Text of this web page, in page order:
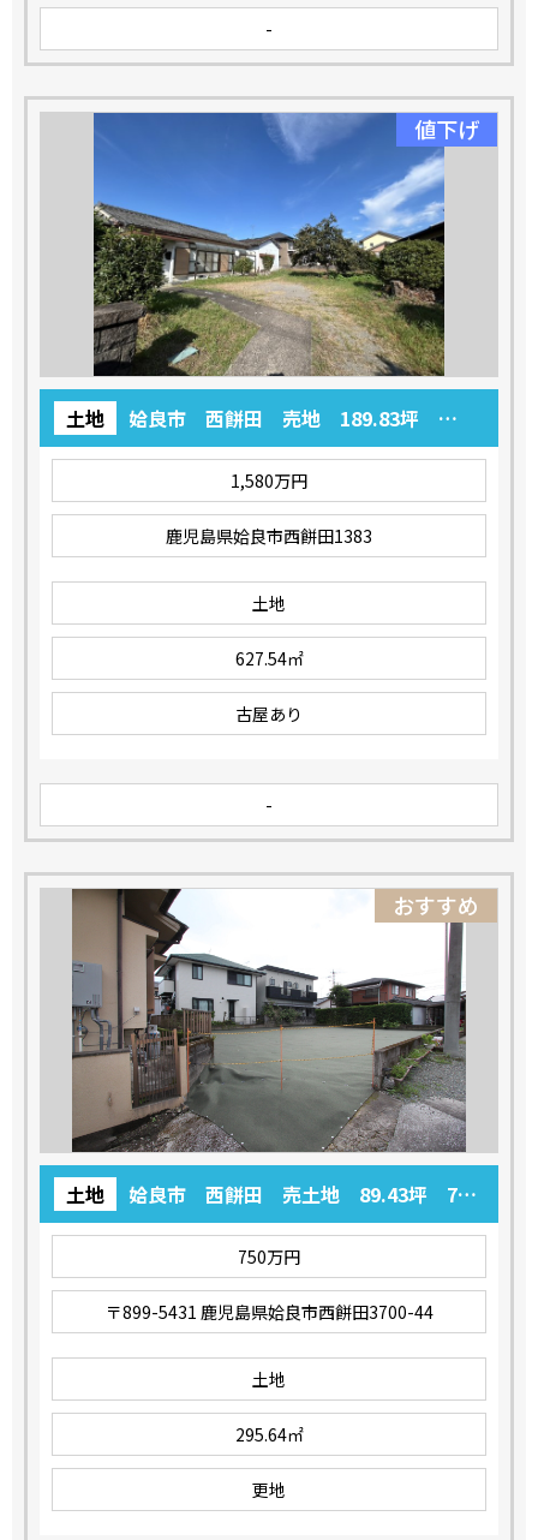
-
値下げ
土地
姶良市 西餅田 売地 189.83坪
1,580万円
1,580万円
鹿児島県姶良市西餅田1383
土地
627.54㎡
古屋あり
-
おすすめ
土地
姶良市 西餅田 売土地 89.43坪 750
万円
750万円
〒899-5431 鹿児島県姶良市西餅田3700-44
土地
295.64㎡
更地